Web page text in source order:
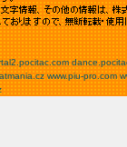
www.piu-pro.com